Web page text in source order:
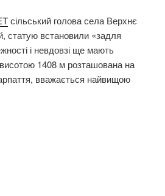
сільський голова села Верхнє
статую встановили «задля
і невдовзі ще мають
1408 м розташована на
вважається найвищою